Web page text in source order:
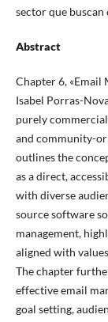
sector que
Abstract
Chapter 6, «Email
Isabel Porras-
purely
and community-
outlines the
as a direct,
with diverse
source software
management,
aligned with
The chapter
effective email
goal setting,